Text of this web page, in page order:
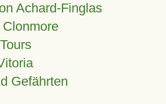
Achard-Finglas
Gefährten